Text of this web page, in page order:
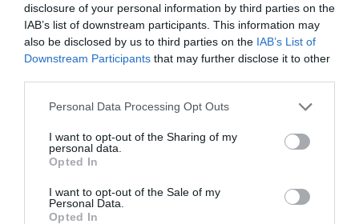
disclosure of your personal information by third parties on the
IAB’s list of downstream participants. This information may
also be disclosed by us to third parties on the IAB’s List of
Downstream Participants that may further disclose it to other
Personal Data Processing Opt Outs
I want to opt-out of the Sharing of my
personal data.
Opted In
I want to opt-out of the Sale of my
Personal Data.
Opted In
Sabrina Higgins, νυν Διευθύντρια του SNF SFU
Hellenic Studies δηλώνει:
ενθουσιασμένο που συνεργάζεται με το Μουσείο Μπενάκη
σε αυτό το συναρπαστικό εγχείρημα. Το Greece in Context
μας προσφέρει την ευκαιρία να αναδείξουμε τον ελληνικό
πολιτισμό και την ταυτότητα μέσα στον χρόνο και τον χώρο,
και να εξετάσουμε τον ρόλο της Ελλάδας — μέσα από τον
υλικό πολιτισμό — ως συνομιλητή, ερμηνευτή και ενεργό